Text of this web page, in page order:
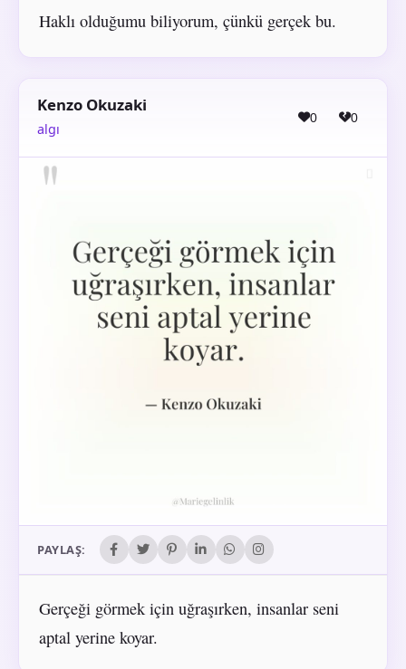
Haklı olduğumu biliyorum, çünkü gerçek bu.
Kenzo Okuzaki
algı
0 0
PAYLAŞ:
Gerçeği görmek için uğraşırken, insanlar seni
aptal yerine koyar.